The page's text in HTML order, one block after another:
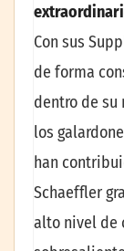
Con sus
de forma
dentro de su
los
han
Schaeffler
alto nivel de